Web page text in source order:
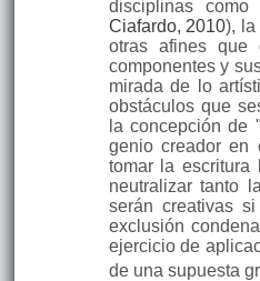
disciplinas
Ciafardo, 2010), la
otras afines que
componentes y
mirada de lo
obstáculos que
la concepción de
genio creador en
tomar la escritura
neu­tralizar tanto
serán creativas
exclusión
ejercicio de
de una supuesta